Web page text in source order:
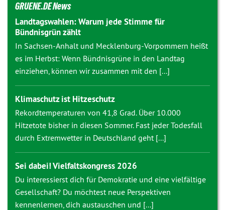
GRUENE.DE News
Landtagswahlen: Warum jede Stimme für
Bündnisgrün zählt
In Sachsen-Anhalt und Mecklenburg-Vorpommern heißt
es im Herbst: Wenn Bündnisgrüne in den Landtag
einziehen, können wir zusammen mit den [...]
Klimaschutz ist Hitzeschutz
Rekordtemperaturen von 41,8 Grad. Über 10.000
Hitzetote bisher in diesen Sommer. Fast jeder Todesfall
durch Extremwetter in Deutschland geht [...]
Sei dabei! Vielfaltskongress 2026
Du interessierst dich für Demokratie und eine vielfältige
Gesellschaft? Du möchtest neue Perspektiven
kennenlernen, dich austauschen und [...]